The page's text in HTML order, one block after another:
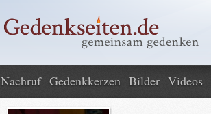
Nachruf Gedenkkerzen Bilder Videos